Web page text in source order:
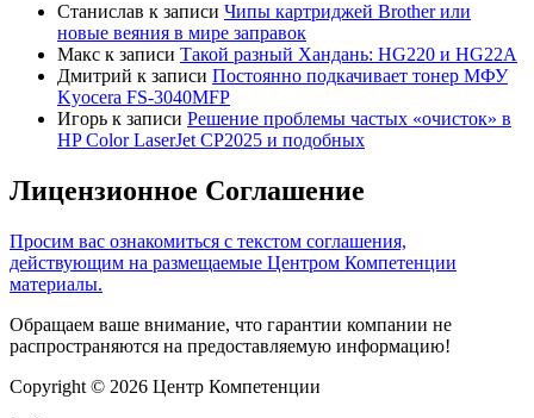
Станислав к записи Чипы картриджей Brother или
новые веяния в мире заправок
Макс к записи Такой разный Хандань: HG220 и HG22A
Дмитрий к записи Постоянно подкачивает тонер МФУ
Kyocera FS-3040MFP
Игорь к записи Решение проблемы частых «очисток» в
HP Color LaserJet CP2025 и подобных
Лицензионное Соглашение
Просим вас ознакомиться с текстом соглашения,
действующим на размещаемые Центром Компетенции
материалы.
Обращаем ваше внимание, что гарантии компании не
распространяются на предоставляемую информацию!
Copyright © 2026 Центр Компетенции